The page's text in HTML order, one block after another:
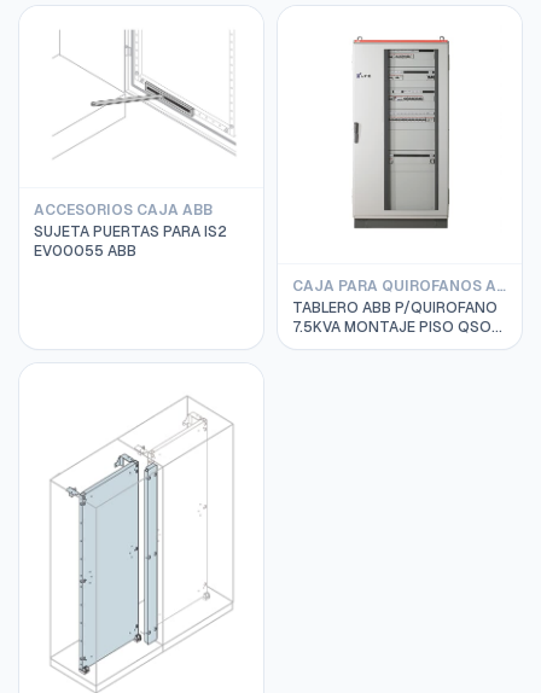
ACCESORIOS CAJA ABB
SUJETA PUERTAS PARA IS2
EV00055 ABB
CAJA PARA QUIROFANOS ABB
TABLERO ABB P/QUIROFANO
7.5KVA MONTAJE PISO QSO
7.5MPREMIUM